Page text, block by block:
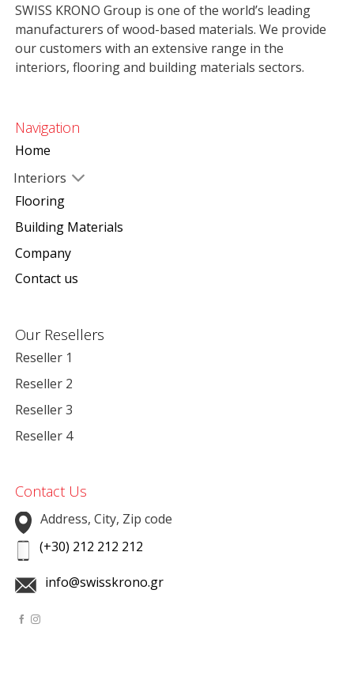
SWISS KRONO Group is one of the world’s leading
manufacturers of wood-based materials. We provide
our customers with an extensive range in the
interiors, flooring and building materials sectors.
Navigation
Home
Interiors
Flooring
Building Materials
Company
Contact us
Our Resellers
Reseller 1
Reseller 2
Reseller 3
Reseller 4
Contact Us
Address, City, Zip code
(+30) 212 212 212
info@swisskrono.gr